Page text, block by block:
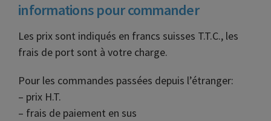
informations pour commander
Les prix sont indiqués en francs suisses T.T.C., les
frais de port sont à votre charge.
Pour les commandes passées depuis l’étranger:
– prix H.T.
– frais de paiement en sus